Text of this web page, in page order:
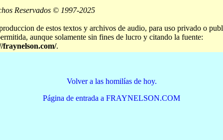
Reservados © 1997-2025
de estos textos y archivos de audio, para uso privado o
aunque solamente sin fines de lucro y citando la fuente:
fraynelson.com/.
Volver a las homilías de hoy.
Página de entrada a FRAYNELSON.COM